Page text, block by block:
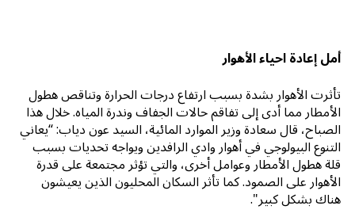
أمل إعادة احياء الأهوار
تأثرت الأهوار بشدة بسبب ارتفاع درجات الحرارة وتناقص هطول
الأمطار مما أدى إلى تفاقم حالات الجفاف وندرة المياه. خلال هذا
الصباح، قال سعادة وزير الموارد المائية، السيد عون دياب: “يعاني
التنوع البيولوجي في أهوار وادي الرافدين ويواجه تحديات بسبب
قلة هطول الأمطار وعوامل أخرى، والتي تؤثر مجتمعة على قدرة
الأهوار على الصمود. كما تأثر السكان المحليون الذين يعيشون
هناك بشكل كبير".